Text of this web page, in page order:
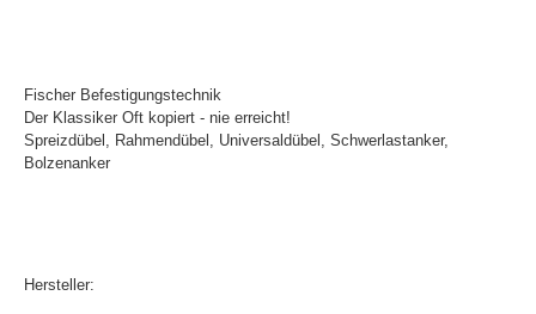
Fischer Befestigungstechnik
Der Klassiker Oft kopiert - nie erreicht!
Spreizdübel, Rahmendübel, Universaldübel, Schwerlastanker,
Bolzenanker
Hersteller: